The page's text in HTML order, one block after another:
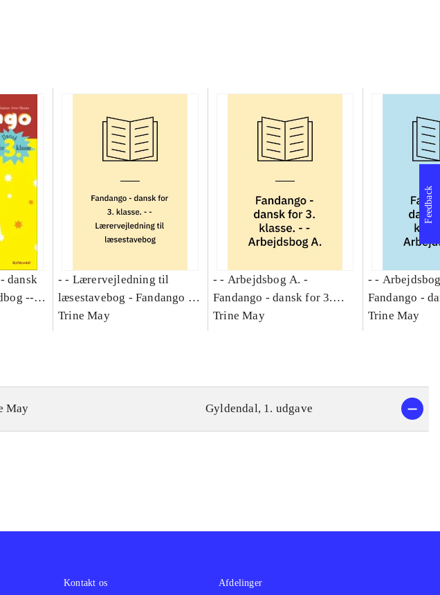
dansk
--
- - Lærervejledning til
læsestavebog - Fandango -
dansk for 3. klasse :
Trine May
- - Arbejdsbog A. -
Fandango - dansk for 3.
klasse : grundbog. - -
Trine May
- -
Fandango -
klasse :
Trine May
May Gyldendal, 1. udgave
Feedback
Kontakt os Afdelinger